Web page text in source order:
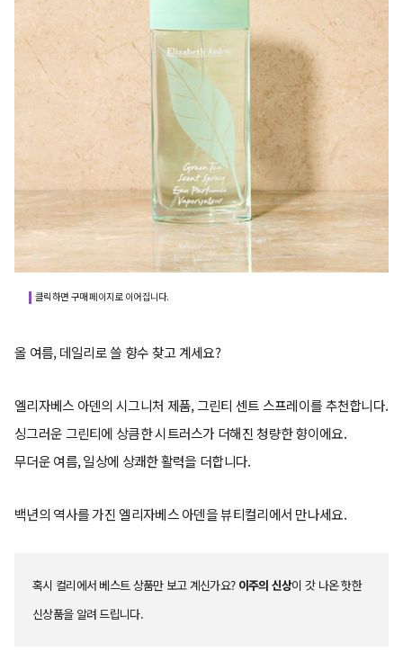
클릭하면 구매 페이지로 이어집니다.
올 여름, 데일리로 쓸 향수 찾고 계세요?
엘리자베스 아덴의 시그니처 제품, 그린티 센트 스프레이를 추천합니다.
싱그러운 그린티에 상큼한 시트러스가 더해진 청량한 향이에요.
무더운 여름, 일상에 상쾌한 활력을 더합니다.
백년의 역사를 가진 엘리자베스 아덴을 뷰티컬리에서 만나세요.
혹시 컬리에서 베스트 상품만 보고 계신가요? 이주의 신상이 갓 나온 핫한
신상품을 알려 드립니다.